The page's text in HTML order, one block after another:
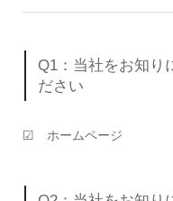
Q1：当社をお知り
ださい
☑ ホームページ